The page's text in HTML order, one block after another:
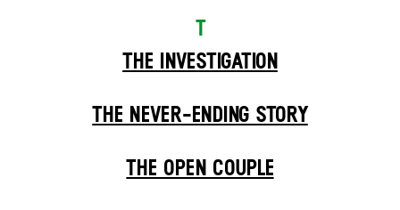
T
THE INVESTIGATION
THE NEVER-ENDING STORY
THE OPEN COUPLE